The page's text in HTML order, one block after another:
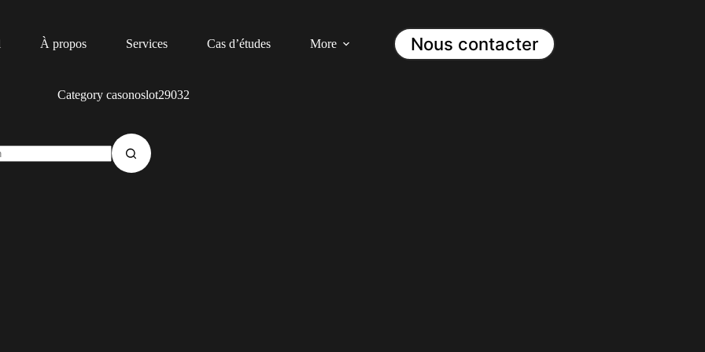
À propos Services Cas d’études More Nous contacter
Categorycasonoslot29032